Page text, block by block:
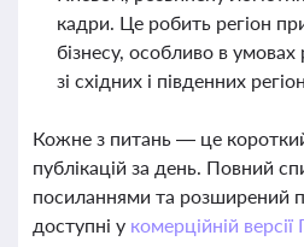
кадри. Це робить регіон
бізнесу, особливо в умовах
зі східних і південних
Кожне з питань — це
публікацій за день. Повний
посиланнями та розширений
доступні у комерційній